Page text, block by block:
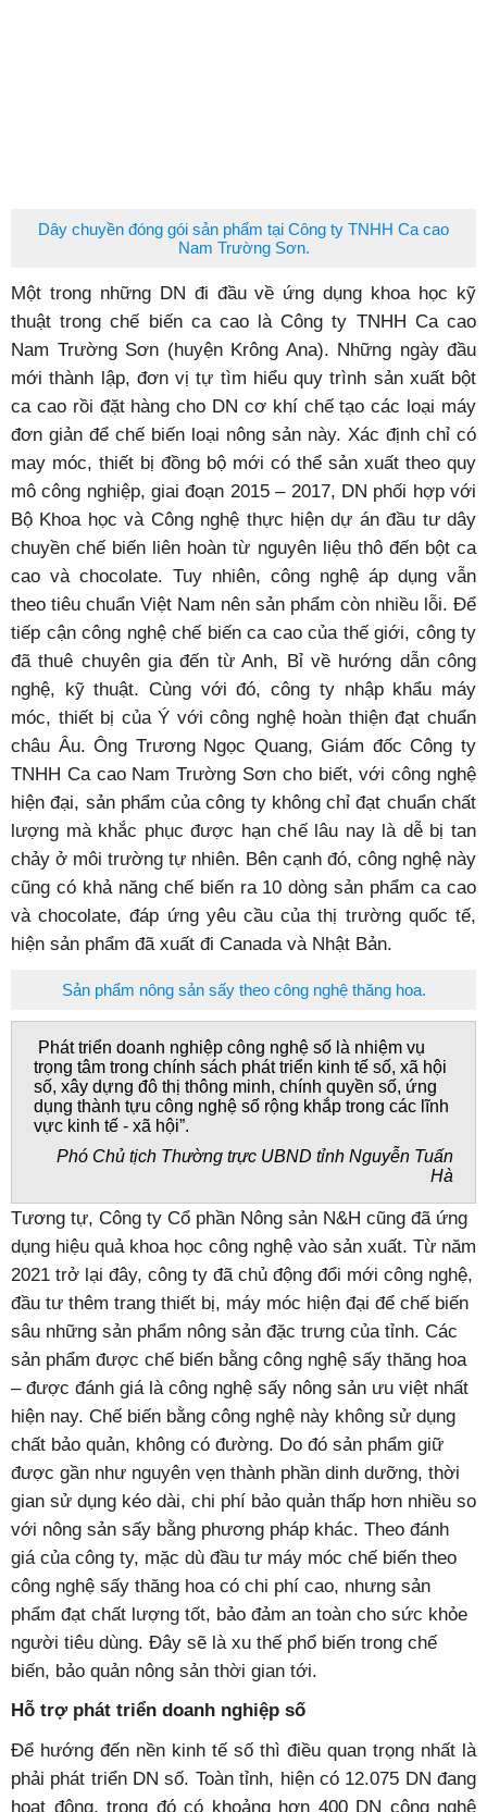
Dây chuyền đóng gói sản phẩm tại Công ty TNHH Ca cao
Nam Trường Sơn.
Một trong những DN đi đầu về ứng dụng khoa học kỹ
thuật trong chế biến ca cao là Công ty TNHH Ca cao
Nam Trường Sơn (huyện Krông Ana). Những ngày đầu
mới thành lập, đơn vị tự tìm hiểu quy trình sản xuất bột
ca cao rồi đặt hàng cho DN cơ khí chế tạo các loại máy
đơn giản để chế biến loại nông sản này. Xác định chỉ có
may móc, thiết bị đồng bộ mới có thể sản xuất theo quy
mô công nghiệp, giai đoạn 2015 – 2017, DN phối hợp với
Bộ Khoa học và Công nghệ thực hiện dự án đầu tư dây
chuyền chế biến liên hoàn từ nguyên liệu thô đến bột ca
cao và chocolate. Tuy nhiên, công nghệ áp dụng vẫn
theo tiêu chuẩn Việt Nam nên sản phẩm còn nhiều lỗi. Để
tiếp cận công nghệ chế biến ca cao của thế giới, công ty
đã thuê chuyên gia đến từ Anh, Bỉ về hướng dẫn công
nghệ, kỹ thuật. Cùng với đó, công ty nhập khẩu máy
móc, thiết bị của Ý với công nghệ hoàn thiện đạt chuẩn
châu Âu. Ông Trương Ngọc Quang, Giám đốc Công ty
TNHH Ca cao Nam Trường Sơn cho biết, với công nghệ
hiện đại, sản phẩm của công ty không chỉ đạt chuẩn chất
lượng mà khắc phục được hạn chế lâu nay là dễ bị tan
chảy ở môi trường tự nhiên. Bên cạnh đó, công nghệ này
cũng có khả năng chế biến ra 10 dòng sản phẩm ca cao
và chocolate, đáp ứng yêu cầu của thị trường quốc tế,
hiện sản phẩm đã xuất đi Canada và Nhật Bản.
Sản phẩm nông sản sấy theo công nghệ thăng hoa.
Phát triển doanh nghiệp công nghệ số là nhiệm vụ
trọng tâm trong chính sách phát triển kinh tế số, xã hội
số, xây dựng đô thị thông minh, chính quyền số, ứng
dụng thành tựu công nghệ số rộng khắp trong các lĩnh
vực kinh tế - xã hội”.
Phó Chủ tịch Thường trực UBND tỉnh Nguyễn Tuấn
Hà
Tương tự, Công ty Cổ phần Nông sản N&H cũng đã ứng
dụng hiệu quả khoa học công nghệ vào sản xuất. Từ năm
2021 trở lại đây, công ty đã chủ động đổi mới công nghệ,
đầu tư thêm trang thiết bị, máy móc hiện đại để chế biến
sâu những sản phẩm nông sản đặc trưng của tỉnh. Các
sản phẩm được chế biến bằng công nghệ sấy thăng hoa
– được đánh giá là công nghệ sấy nông sản ưu việt nhất
hiện nay. Chế biến bằng công nghệ này không sử dụng
chất bảo quản, không có đường. Do đó sản phẩm giữ
được gần như nguyên vẹn thành phần dinh dưỡng, thời
gian sử dụng kéo dài, chi phí bảo quản thấp hơn nhiều so
với nông sản sấy bằng phương pháp khác. Theo đánh
giá của công ty, mặc dù đầu tư máy móc chế biến theo
công nghệ sấy thăng hoa có chi phí cao, nhưng sản
phẩm đạt chất lượng tốt, bảo đảm an toàn cho sức khỏe
người tiêu dùng. Đây sẽ là xu thế phổ biến trong chế
biến, bảo quản nông sản thời gian tới.
Hỗ trợ phát triển doanh nghiệp số
Để hướng đến nền kinh tế số thì điều quan trọng nhất là
phải phát triển DN số. Toàn tỉnh, hiện có 12.075 DN đang
hoạt động, trong đó có khoảng hơn 400 DN công nghệ